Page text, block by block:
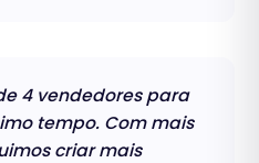
4 vendedores para
tempo. Com mais
criar mais